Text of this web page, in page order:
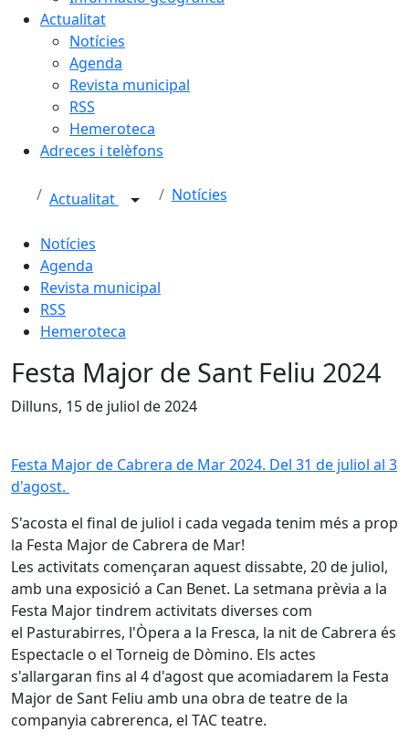
Actualitat
Notícies
Agenda
Revista municipal
RSS
Hemeroteca
Adreces i telèfons
Actualitat Notícies
Notícies
Agenda
Revista municipal
RSS
Hemeroteca
Festa Major de Sant Feliu 2024
Dilluns, 15 de juliol de 2024
Festa Major de Cabrera de Mar 2024. Del 31 de juliol al 3
d'agost.
S'acosta el final de juliol i cada vegada tenim més a prop
la Festa Major de Cabrera de Mar!
Les activitats començaran aquest dissabte, 20 de juliol,
amb una exposició a Can Benet. La setmana prèvia a la
Festa Major tindrem activitats diverses com
el Pasturabirres, l'Òpera a la Fresca, la nit de Cabrera és
Espectacle o el Torneig de Dòmino. Els actes
s'allargaran fins al 4 d'agost que acomiadarem la Festa
Major de Sant Feliu amb una obra de teatre de la
companyia cabrerenca, el TAC teatre.